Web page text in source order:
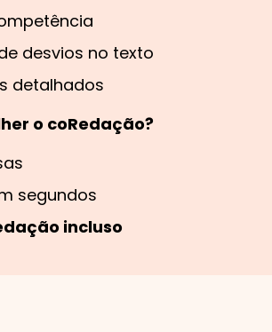
desvios no texto
detalhados
o coRedação?
segundos
incluso